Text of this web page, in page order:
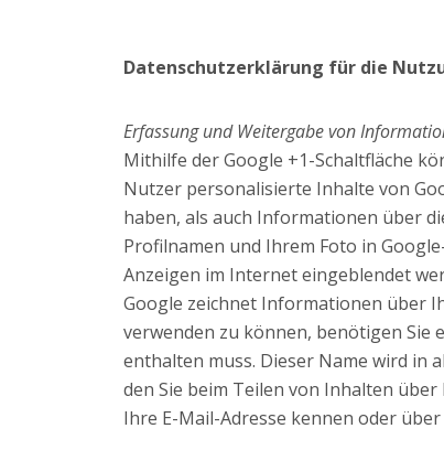
Datenschutzerklärung für die
Erfassung und Weitergabe von
Mithilfe der Google +1-Schaltfläche
Nutzer personalisierte Inhalte von
haben, als auch Informationen über
Profilnamen und Ihrem Foto in
Anzeigen im Internet eingeblendet
Google zeichnet Informationen über
verwenden zu können, benötigen Sie
enthalten muss. Dieser Name wird in
den Sie beim Teilen von Inhalten
Ihre E-Mail-Adresse kennen oder